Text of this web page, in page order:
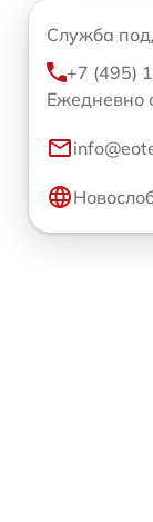
Служба
+7 (495)
Ежедневно